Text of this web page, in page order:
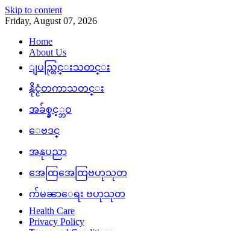
Skip to content
Friday, August 07, 2026
Home
About Us
ျပည္တြင္းသတင္း
နိုင္ငံတကာသတင္း
အခ်စ္နွင့္ဘဝ
ေဗဒင္
အနုပညာ
အေထြအေထြဗဟုသုတ
က်မၼာေရး ဗဟုသုတ
Health Care
Privacy Policy